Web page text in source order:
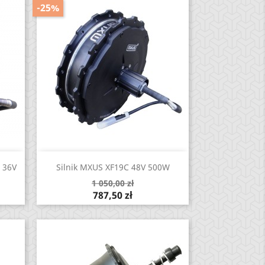
Silnik MXUS XF19C 48V 500W
Cena
podstawowa
1 050,00 zł
-25%
Cena
787,50 zł
 Zobacz